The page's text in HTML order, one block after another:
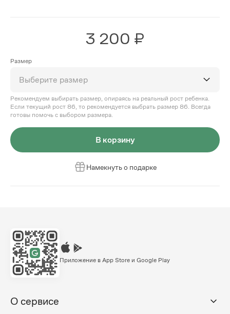
3 200 ₽
Размер
Выберите размер
Рекомендуем выбирать размер, опираясь на реальный рост ребенка.
Если текущий рост 86, то рекомендуется выбрать размер 86. Всегда
готовы помочь с выбором размера.
В корзину
Намекнуть о подарке
Приложение в App Store и Google Play
О сервисе